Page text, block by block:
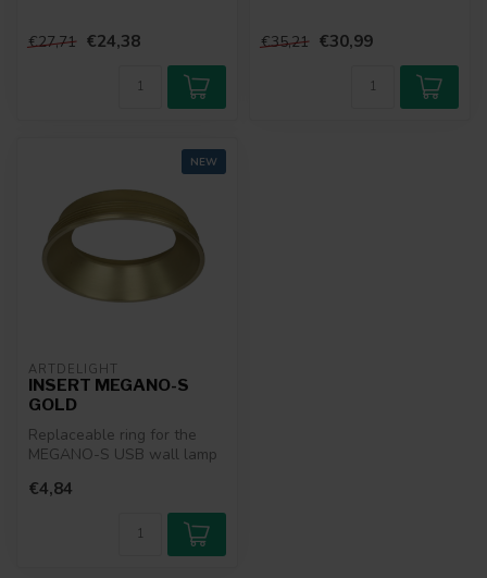
€27,71 €24,38 €35,21 €30,99
NEW
ARTDELIGHT
INSERT MEGANO-S
GOLD
Replaceable ring for the
MEGANO-S USB wall lamp
€4,84